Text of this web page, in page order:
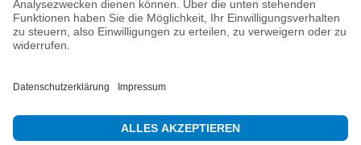
Telefon
info@mountain-sports-